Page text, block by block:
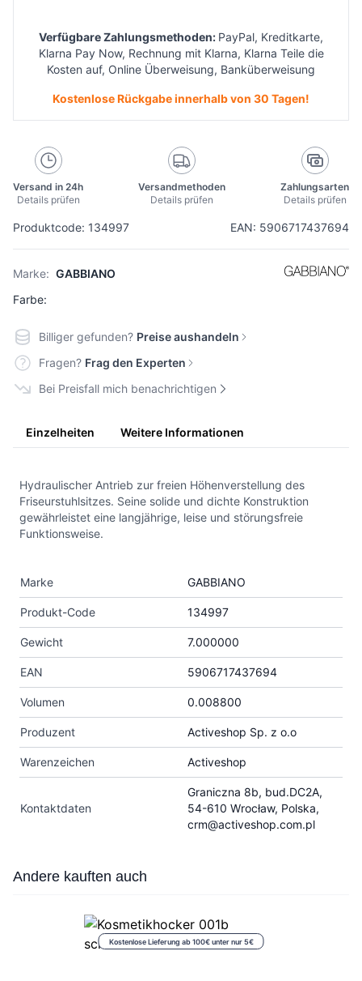
Produktcode: 134997 EAN: 5906717437694
Marke: GABBIANO
Farbe:
Verfügbare Zahlungsmethoden: PayPal, Kreditkarte,
Klarna Pay Now, Rechnung mit Klarna, Klarna Teile die
Kosten auf, Online Überweisung, Banküberweisung
Kostenlose Rückgabe innerhalb von 30 Tagen!
Versand in 24h
Details prüfen
Versandmethoden
Details prüfen
Zahlungsarten
Details prüfen
Billiger gefunden? Preise aushandeln
Fragen? Frag den Experten
Bei Preisfall mich benachrichtigen
Einzelheiten Weitere Informationen
Hydraulischer Antrieb zur freien Höhenverstellung des
Friseurstuhlsitzes. Seine solide und dichte Konstruktion
gewährleistet eine langjährige, leise und störungsfreie
Funktionsweise.
Marke GABBIANO
Produkt-Code 134997
Gewicht 7.000000
EAN 5906717437694
Volumen 0.008800
Produzent Activeshop Sp. z o.o
Warenzeichen Activeshop
Kontaktdaten
Graniczna 8b, bud.DC2A,
54-610 Wrocław, Polska,
crm@activeshop.com.pl
Press to skip carousel
Andere kauften auch
Kostenlose Lieferung ab 100€ unter nur 5€